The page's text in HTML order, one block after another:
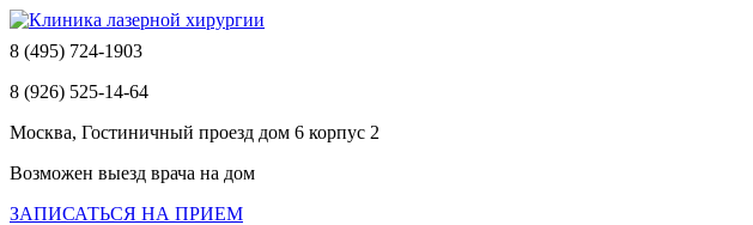
8 (495) 724-1903
8 (926) 525-14-64
Москва, Гостиничный проезд дом 6 корпус 2
Возможен выезд врача на дом
ЗАПИСАТЬСЯ НА ПРИЕМ